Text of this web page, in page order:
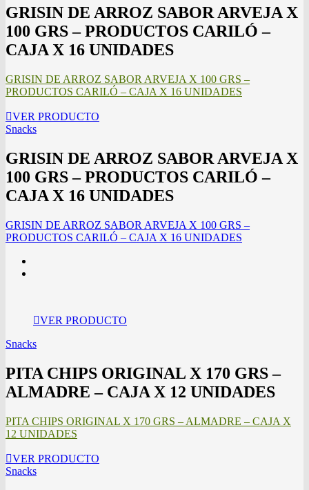
GRISIN DE ARROZ SABOR ARVEJA X
100 GRS – PRODUCTOS CARILÓ –
CAJA X 16 UNIDADES
GRISIN DE ARROZ SABOR ARVEJA X 100 GRS –
PRODUCTOS CARILÓ – CAJA X 16 UNIDADES
VER PRODUCTO
Snacks
GRISIN DE ARROZ SABOR ARVEJA X
100 GRS – PRODUCTOS CARILÓ –
CAJA X 16 UNIDADES
GRISIN DE ARROZ SABOR ARVEJA X 100 GRS –
PRODUCTOS CARILÓ – CAJA X 16 UNIDADES
VER PRODUCTO
Snacks
PITA CHIPS ORIGINAL X 170 GRS –
ALMADRE – CAJA X 12 UNIDADES
PITA CHIPS ORIGINAL X 170 GRS – ALMADRE – CAJA X
12 UNIDADES
VER PRODUCTO
Snacks